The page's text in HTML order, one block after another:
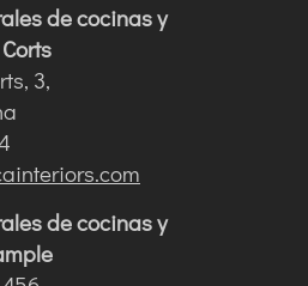
de cocinas y
3,
de cocinas y